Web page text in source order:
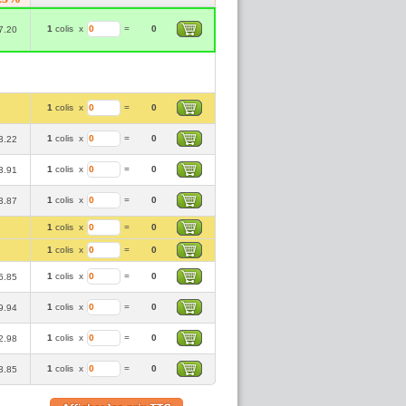
1 colis x = 0
1 colis x = 0
1 colis x = 0
1 colis x = 0
1 colis x = 0
1 colis x = 0
1 colis x = 0
1 colis x = 0
1 colis x = 0
1 colis x = 0
1 colis x = 0